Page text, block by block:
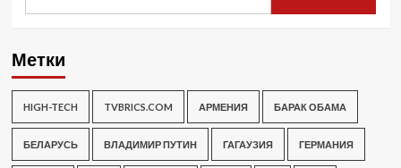
Метки
HIGH-TECH TVBRICS.COM АРМЕНИЯ БАРАК ОБАМА
БЕЛАРУСЬ ВЛАДИМИР ПУТИН ГАГАУЗИЯ ГЕРМАНИЯ